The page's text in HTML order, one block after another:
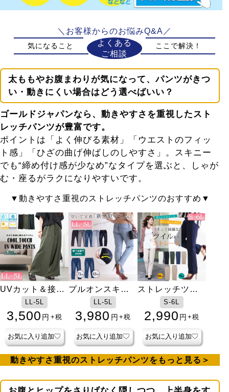
＼お客様からのお悩みQ&A／
気になること
よくある
ご相談
ここで解決！
太ももやお腹まわりが気になって、パンツがきつ
い・動きにくい場合はどう選べばいい？
ゴールドジャパンなら、動きやすさを重視したスト
レッチパンツが豊富です。
ポイントは「よく伸びる素材」「ウエストのフィッ
ト感」「ひざの曲げ伸ばしのしやすさ」。スキニー
でも“締め付け感が少なめ”なタイプを選ぶと、しゃが
む・座るがラクになりやすいです。
動きやすさ重視のストレッチパンツのおすすめ
UVカット＆接触
冷感ストレッチ
鹿の子ワイドフ
レアパンツ
LL-5L
3,500 円 +税
お気に入り追加
プルオンスキニ
ーデニム【低身
長さんサイズ
有】
LL-5L
3,980 円 +税
お気に入り追加
ストレッチツイ
ルストレートパ
ンツ【低身長さ
んサイズ有】
S-6L
2,990 円 +税
お気に入り追加
動きやすさ重視のストレッチパンツをもっと見る